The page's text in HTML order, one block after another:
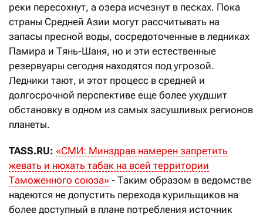
реки пересохнут, а озера исчезнут в песках. Пока
страны Средней Азии могут рассчитывать на
запасы пресной воды, сосредоточенные в ледниках
Памира и Тянь-Шаня, но и эти естественные
резервуары сегодня находятся под угрозой.
Ледники тают, и этот процесс в средней и
долгосрочной перспективе еще более ухудшит
обстановку в одном из самых засушливых регионов
планеты.
TASS.RU: «СМИ: Минздрав намерен запретить
жевать и нюхать табак на всей территории
Таможенного союза» - Таким образом в ведомстве
надеются не допустить перехода курильщиков на
более доступный в плане потребления источник